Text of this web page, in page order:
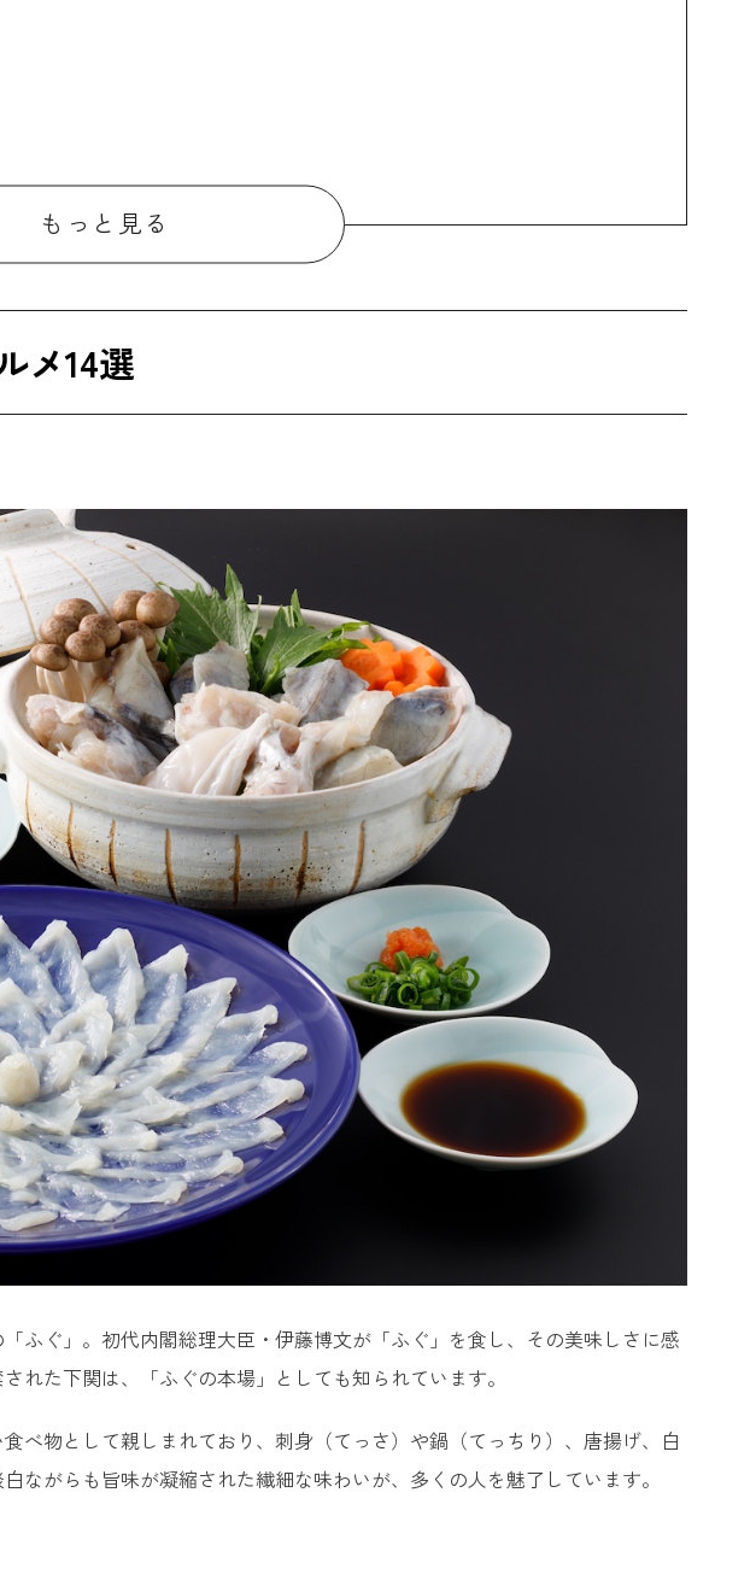
もっと見る
メ14選
ふぐ」。初代内閣総理大臣・伊藤博文が「ふぐ」を食し、その美味しさに感
れた下関は、「ふぐの本場」としても知られています。
べ物として親しまれており、刺身（てっさ）や鍋（てっちり）、唐揚げ、白
ながらも旨味が凝縮された繊細な味わいが、多くの人を魅了しています。